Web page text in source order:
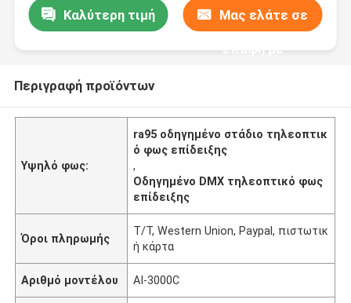
Καλύτερη τιμή Μας ελάτε σε
επαφή με
Περιγραφή προϊόντων
Υψηλό φως:
ra95 οδηγημένο στάδιο τηλεοπτικ
ό φως επίδειξης
,
Οδηγημένο DMX τηλεοπτικό φως
επίδειξης
Όροι πληρωμής
T/T, Western Union, Paypal, πιστωτικ
ή κάρτα
Αριθμό μοντέλου AI-3000C